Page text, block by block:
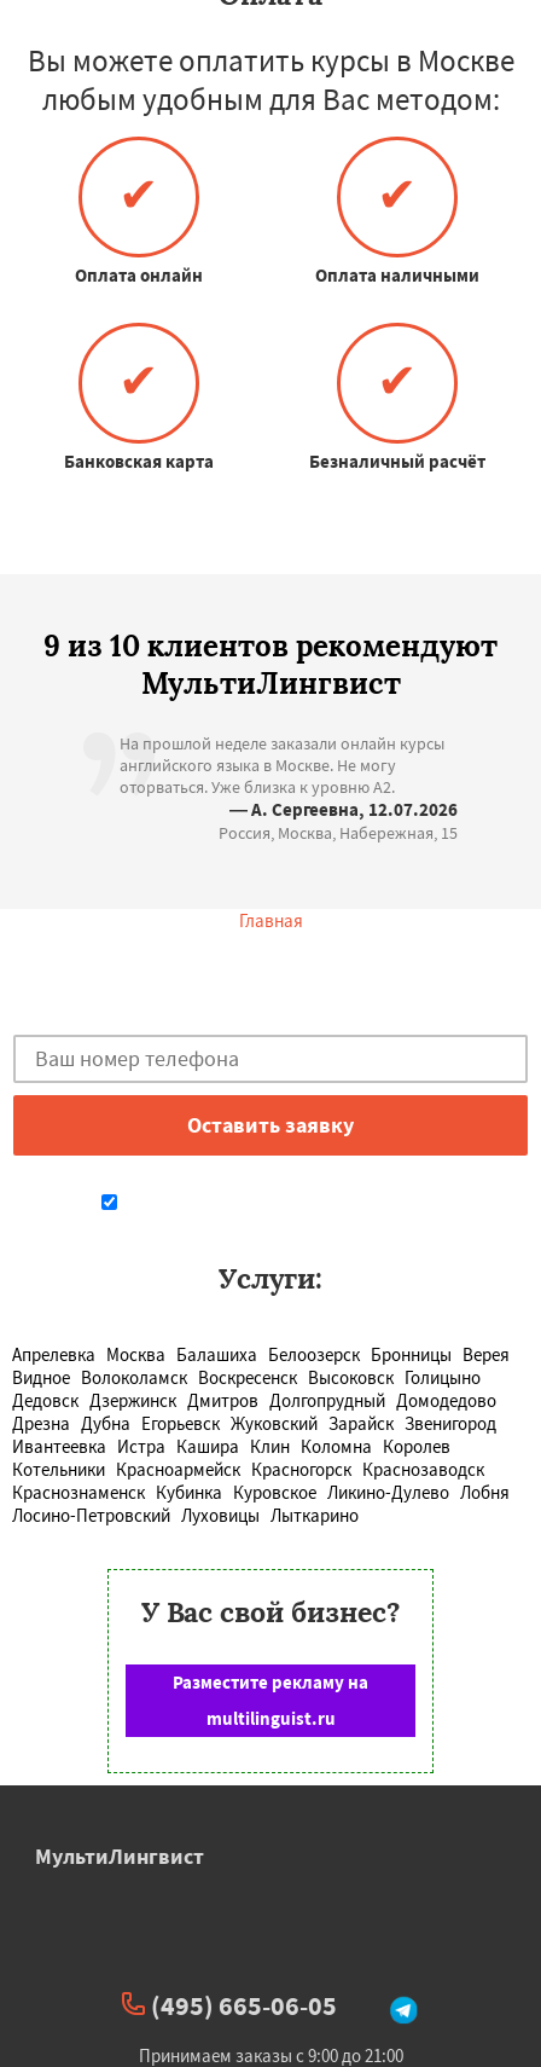
Вы можете оплатить курсы в Москве
любым удобным для Вас методом:
✔
Оплата онлайн
✔
Оплата наличными
✔
Банковская карта
✔
Безналичный расчёт
9 из 10 клиентов рекомендуют
МультиЛингвист
На прошлой неделе заказали онлайн курсы
английского языка в Москве. Не могу
оторваться. Уже близка к уровню A2.
— А. Сергеевна, 12.07.2026
Россия, Москва, Набережная, 15
Главная
Услуги:
Апрелевка Москва Балашиха Белоозерск Бронницы Верея
Видное Волоколамск Воскресенск Высоковск Голицыно
Дедовск Дзержинск Дмитров Долгопрудный Домодедово
Дрезна Дубна Егорьевск Жуковский Зарайск Звенигород
Ивантеевка Истра Кашира Клин Коломна Королев
Котельники Красноармейск Красногорск Краснозаводск
Краснознаменск Кубинка Куровское Ликино-Дулево Лобня
Лосино-Петровский Луховицы Лыткарино
У Вас свой бизнес?
Разместите рекламу на
multilinguist.ru
МультиЛингвист
(495) 665-06-05
Принимаем заказы с 9:00 до 21:00